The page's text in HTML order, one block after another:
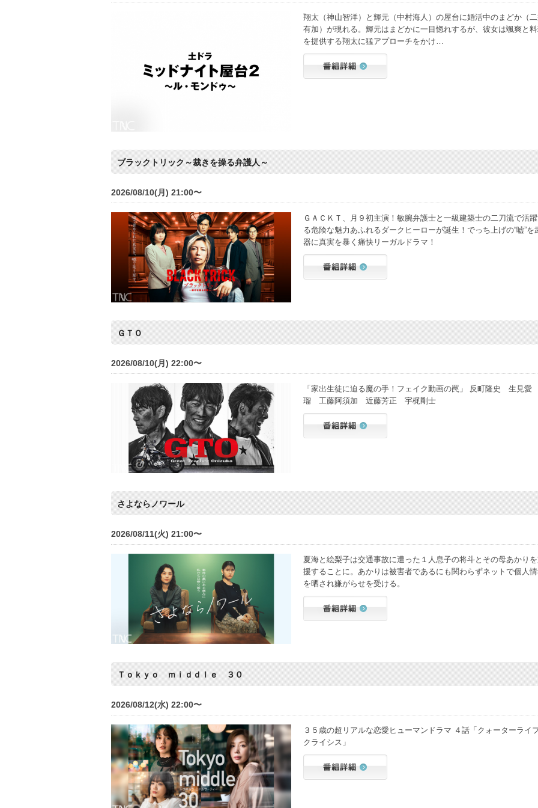
翔太（神山智洋）と輝元（中村海人）の屋台に婚活中のまどか（
有加）が現れる。輝元はまどかに一目惚れするが、彼女は颯爽と
を提供する翔太に猛アプローチをかけ…
ブラックトリック～裁きを操る弁護人～
2026/08/10(月) 21:00〜
ＧＡＣＫＴ、月９初主演！敏腕弁護士と一級建築士の二刀流で活
る危険な魅力あふれるダークヒーローが誕生！でっち上げの“嘘”を
器に真実を暴く痛快リーガルドラマ！
ＧＴＯ
2026/08/10(月) 22:00〜
「家出生徒に迫る魔の手！フェイク動画の罠」 反町隆史 生見愛
瑠 工藤阿須加 近藤芳正 宇梶剛士
さよならノワール
2026/08/11(火) 21:00〜
夏海と絵梨子は交通事故に遭った１人息子の将斗とその母あかり
援することに。あかりは被害者であるにも関わらずネットで個人
を晒され嫌がらせを受ける。
Ｔｏｋｙｏ ｍｉｄｄｌｅ ３０
2026/08/12(水) 22:00〜
３５歳の超リアルな恋愛ヒューマンドラマ ４話「クォーターライ
クライシス」